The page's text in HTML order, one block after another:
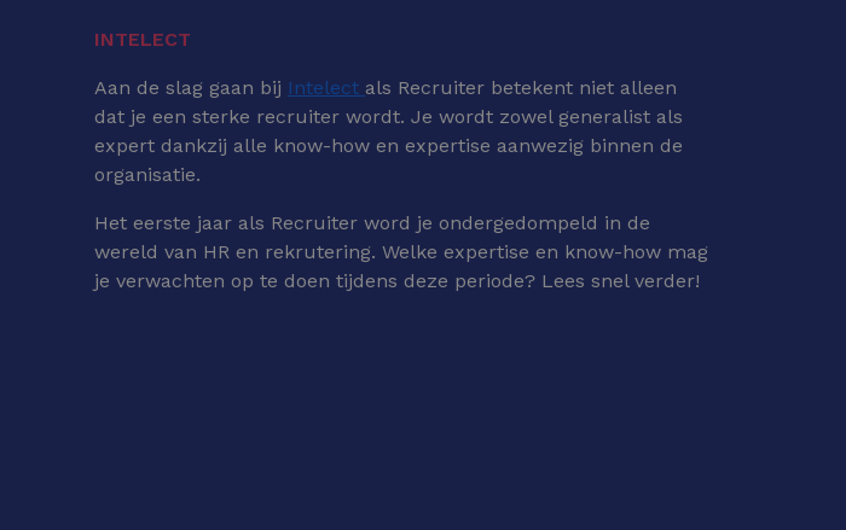
INTELECT
Aan de slag gaan bij Intelect als Recruiter betekent niet alleen
dat je een sterke recruiter wordt. Je wordt zowel generalist als
expert dankzij alle know-how en expertise aanwezig binnen de
organisatie.
Het eerste jaar als Recruiter word je ondergedompeld in de
wereld van HR en rekrutering. Welke expertise en know-how mag
je verwachten op te doen tijdens deze periode? Lees snel verder!